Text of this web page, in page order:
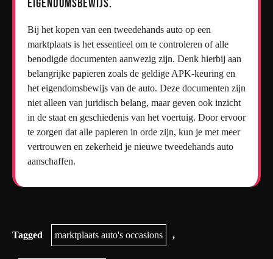
eigendomsbewijs.
Bij het kopen van een tweedehands auto op een
marktplaats is het essentieel om te controleren of alle
benodigde documenten aanwezig zijn. Denk hierbij aan
belangrijke papieren zoals de geldige APK-keuring en
het eigendomsbewijs van de auto. Deze documenten zijn
niet alleen van juridisch belang, maar geven ook inzicht
in de staat en geschiedenis van het voertuig. Door ervoor
te zorgen dat alle papieren in orde zijn, kun je met meer
vertrouwen en zekerheid je nieuwe tweedehands auto
aanschaffen.
Tagged marktplaats auto's occasions ,